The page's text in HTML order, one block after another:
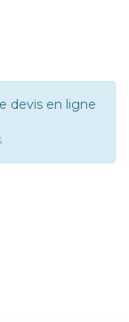
devis en ligne